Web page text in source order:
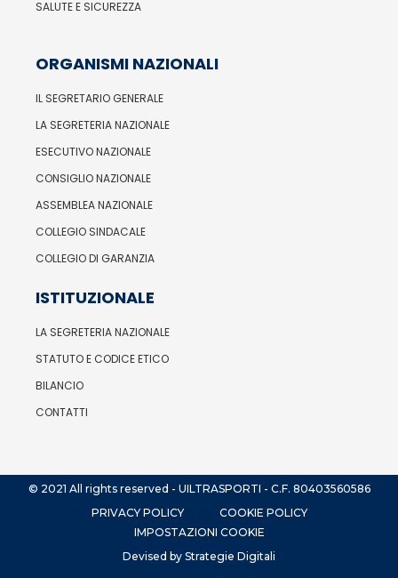
SALUTE E SICUREZZA
ORGANISMI NAZIONALI
IL SEGRETARIO GENERALE
LA SEGRETERIA NAZIONALE
ESECUTIVO NAZIONALE
CONSIGLIO NAZIONALE
ASSEMBLEA NAZIONALE
COLLEGIO SINDACALE
COLLEGIO DI GARANZIA
ISTITUZIONALE
LA SEGRETERIA NAZIONALE
STATUTO E CODICE ETICO
BILANCIO
CONTATTI
© 2021 All rights reserved - UILTRASPORTI - C.F. 80403560586
PRIVACY POLICY
COOKIE POLICY
IMPOSTAZIONI COOKIE
Devised by Strategie Digitali